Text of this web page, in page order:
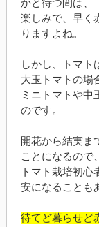
かと待つ間は、
楽しみで、早く
りますよね。
しかし、トマト
大玉トマトの場
ミニトマトや中
のです。
開花から結実ま
ことになるので、
トマト栽培初
安になることも
待てど暮らせど